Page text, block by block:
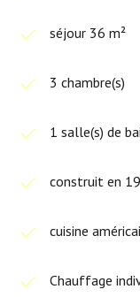
séjour 36 m²
3 chambre(s)
1 salle(s) de
construit en
cuisine
Chauffage